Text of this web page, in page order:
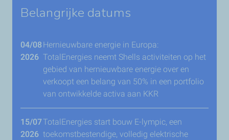
Belangrijke datums
04/08
2026
Hernieuwbare energie in Europa:
TotalEnergies neemt Shells activiteiten op het
gebied van hernieuwbare energie over en
verkoopt een belang van 50% in een portfolio
van ontwikkelde activa aan KKR
15/07
2026
TotalEnergies start bouw E-lympic, een
toekomstbestendige, volledig elektrische